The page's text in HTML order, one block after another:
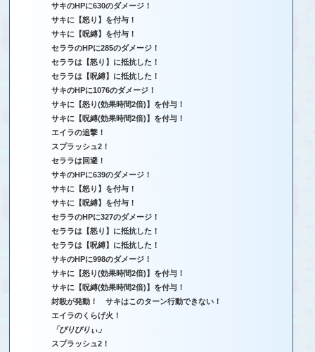
サキのHPに630のダメージ！
サキに【怒り】を付与！
サキに【呪縛】を付与！
セララのHPに285のダメージ！
セララは【怒り】に抵抗した！
セララは【呪縛】に抵抗した！
サキのHPに1076のダメージ！
サキに【怒り(効果時間2倍)】を付与！
サキに【呪縛(効果時間2倍)】を付与！
エイラの追撃！
スプラッシュ2！
セララは回避！
サキのHPに639のダメージ！
サキに【怒り】を付与！
サキに【呪縛】を付与！
セララのHPに327のダメージ！
セララは【怒り】に抵抗した！
セララは【呪縛】に抵抗した！
サキのHPに998のダメージ！
サキに【怒り(効果時間2倍)】を付与！
サキに【呪縛(効果時間2倍)】を付与！
封殺が発動！ サキはこのターン行動できない！
エイラのくらげ火！
「びりびりぃ」
スプラッシュ2！